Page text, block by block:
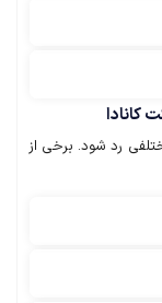
کانادا
رد شود. برخی از